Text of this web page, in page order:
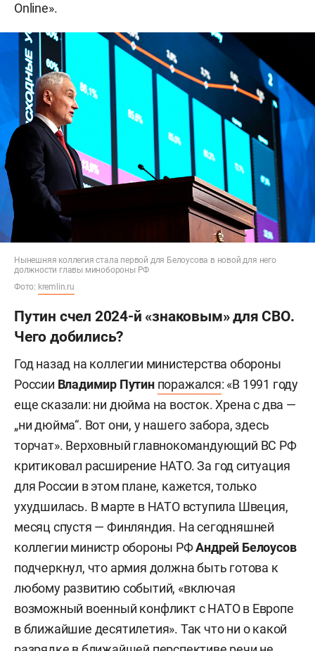
Online».
Нынешняя коллегия стала первой для Белоусова в новой для него
должности главы минобороны РФ
Фото: kremlin.ru
Путин счел 2024-й «знаковым» для СВО.
Чего добились?
Год назад на коллегии министерства обороны
России Владимир Путин поражался: «В 1991 году
еще сказали: ни дюйма на восток. Хрена с два —
„ни дюйма“. Вот они, у нашего забора, здесь
торчат». Верховный главнокомандующий ВС РФ
критиковал расширение НАТО. За год ситуация
для России в этом плане, кажется, только
ухудшилась. В марте в НАТО вступила Швеция,
месяц спустя — Финляндия. На сегодняшней
коллегии министр обороны РФАндрей Белоусов
подчеркнул, что армия должна быть готова к
любому развитию событий, «включая
возможный военный конфликт с НАТО в Европе
в ближайшие десятилетия». Так что ни о какой